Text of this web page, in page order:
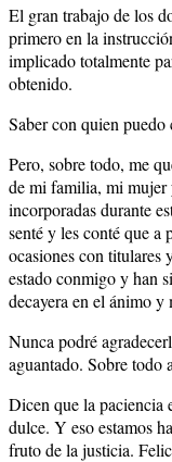
El gran trabajo de los
primero en la
implicado totalmente
obtenido.
Saber con quien
Pero, sobre todo, me
de mi familia, mi mujer
incorporadas durante
senté y les conté que a
ocasiones con titulares
estado conmigo y han
decayera en el ánimo
Nunca podré
aguantado. Sobre todo
Dicen que la paciencia
dulce. Y eso estamos
fruto de la justicia.